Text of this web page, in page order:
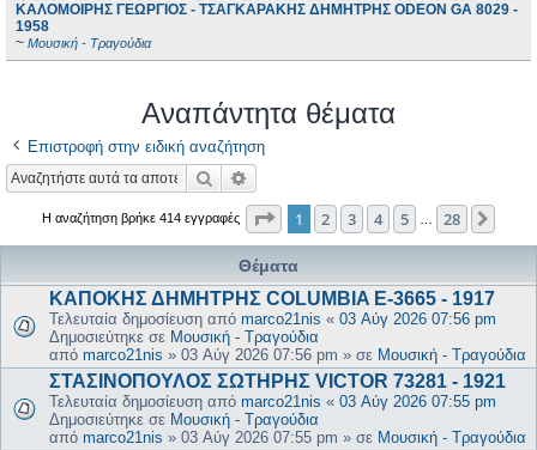
ΚΑΛΟΜΟΙΡΗΣ ΓΕΩΡΓΙΟΣ - ΤΣΑΓΚΑΡΑΚΗΣ ΔΗΜΗΤΡΗΣ ODEON GA 8029 -
1958
~ Μουσική - Τραγούδια
Αναπάντητα θέματα
Επιστροφή στην ειδική αναζήτηση
Αναζήτηση
Η αναζήτηση βρήκε 414 εγγραφές Σελίδα από28
1 2 3 4 5 28
Θέματα
ΚΑΠΟΚΗΣ ΔΗΜΗΤΡΗΣ COLUMBIA E-3665 - 1917
Τελευταία δημοσίευση από marco21nis « 03 Αύγ 2026 07:56 pm
Δημοσιεύτηκε σε Μουσική - Τραγούδια
από marco21nis » 03 Αύγ 2026 07:56 pm » σε Μουσική - Τραγούδια
ΣΤΑΣΙΝΟΠΟΥΛΟΣ ΣΩΤΗΡΗΣ VICTOR 73281 - 1921
Τελευταία δημοσίευση από marco21nis « 03 Αύγ 2026 07:55 pm
Δημοσιεύτηκε σε Μουσική - Τραγούδια
από marco21nis » 03 Αύγ 2026 07:55 pm » σε Μουσική - Τραγούδια